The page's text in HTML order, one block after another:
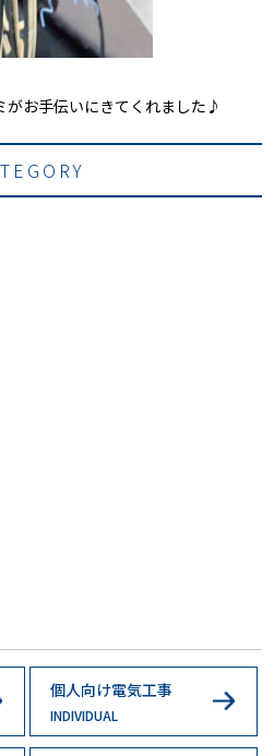
がお手伝いにきてくれました♪
個人向け電気工事
INDIVIDUAL